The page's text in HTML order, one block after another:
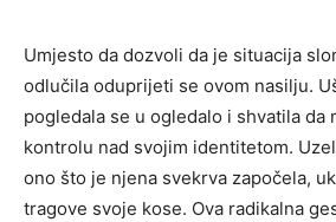
Umjesto da dozvoli da je situacija
odlučila oduprijeti se ovom nasilju.
pogledala se u ogledalo i shvatila da
kontrolu nad svojim identitetom.
ono što je njena svekrva započela,
tragove svoje kose. Ova radikalna